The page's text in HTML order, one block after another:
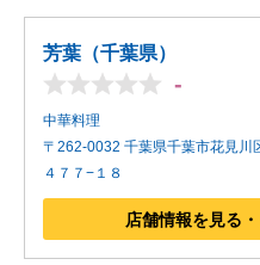
芳葉（千葉県）
-
中華料理
〒262-0032 千葉県千葉市花見川
４７７−１８
店舗情報を見る